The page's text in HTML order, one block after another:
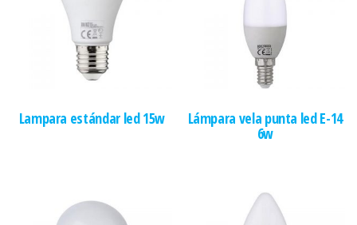
Lampara estándar led 15w Lámpara vela punta led E-14
6w